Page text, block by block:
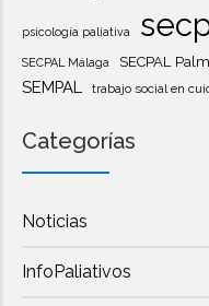
psicología paliativa
SECPAL Málaga SECPAL
SEMPAL trabajo social en
Categorías
Noticias
InfoPaliativos